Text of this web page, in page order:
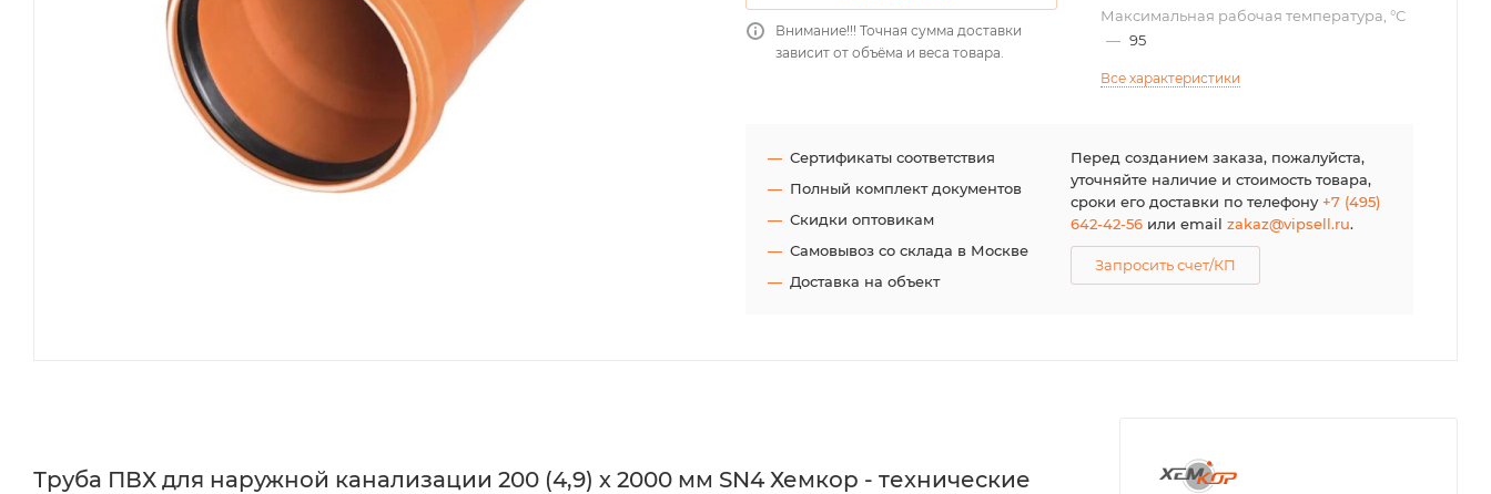
Внимание!!! Точная сумма доставки
зависит от объёма и веса товара.
Максимальная рабочая температура, °С
— 95
Все характеристики
Сертификаты соответствия
Полный комплект документов
Скидки оптовикам
Самовывоз со склада в Москве
Доставка на объект
Перед созданием заказа, пожалуйста,
уточняйте наличие и стоимость товара,
сроки его доставки по телефону+7 (495)
642-42-56или email zakaz@vipsell.ru.
Запросить счет/КП
Труба ПВХ для наружной канализации 200 (4,9) х 2000 мм SN4 Хемкор - технические